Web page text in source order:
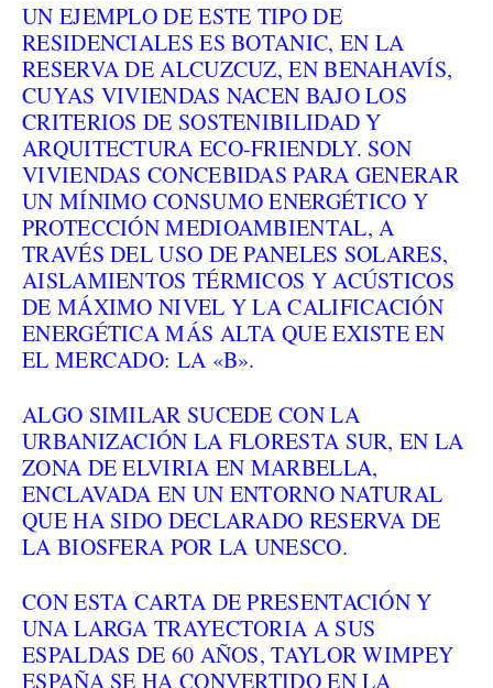
UN EJEMPLO DE ESTE TIPO DE
RESIDENCIALES ESBOTANIC, EN LA
RESERVA DE ALCUZCUZ, EN BENAHAVÍS,
CUYAS VIVIENDAS NACEN BAJO LOS
CRITERIOS DE SOSTENIBILIDAD Y
ARQUITECTURA ECO-FRIENDLY. SON
VIVIENDAS CONCEBIDAS PARA GENERAR
UN MÍNIMO CONSUMO ENERGÉTICO Y
PROTECCIÓN MEDIOAMBIENTAL, A
TRAVÉS DEL USO DE PANELES SOLARES,
AISLAMIENTOS TÉRMICOS Y ACÚSTICOS
DE MÁXIMO NIVEL Y LA CALIFICACIÓN
ENERGÉTICA MÁS ALTA QUE EXISTE EN
EL MERCADO: LA «B».
ALGO SIMILAR SUCEDE CON LA
URBANIZACIÓN LA FLORESTA SUR, EN LA
ZONA DE ELVIRIA EN MARBELLA,
ENCLAVADA EN UN ENTORNO NATURAL
QUE HA SIDO DECLARADO RESERVA DE
LA BIOSFERA POR LA UNESCO.
CON ESTA CARTA DE PRESENTACIÓN Y
UNA LARGA TRAYECTORIA A SUS
ESPALDAS DE 60 AÑOS, TAYLOR WIMPEY
ESPAÑA SE HA CONVERTIDO EN LA